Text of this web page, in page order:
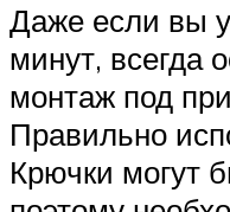
Даже если вы
минут, всегда
монтаж под
Правильно
Крючки могут